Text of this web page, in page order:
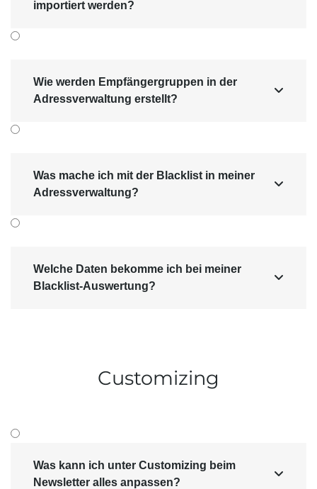
importiert werden?
Wie werden Empfängergruppen in der
Adressverwaltung erstellt?

Was mache ich mit der Blacklist in meiner
Adressverwaltung?

Welche Daten bekomme ich bei meiner
Blacklist-Auswertung?

Customizing
Was kann ich unter Customizing beim
Newsletter alles anpassen?
